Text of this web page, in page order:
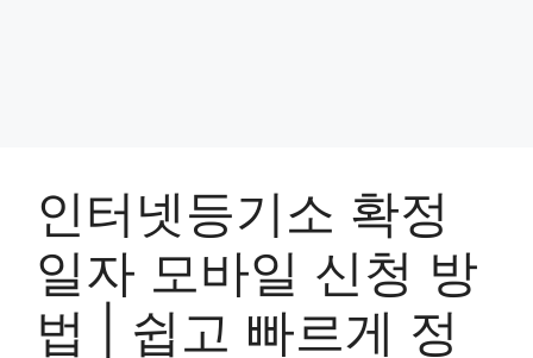
인터넷등기소 확정
일자 모바일 신청 방
법 | 쉽고 빠르게 정